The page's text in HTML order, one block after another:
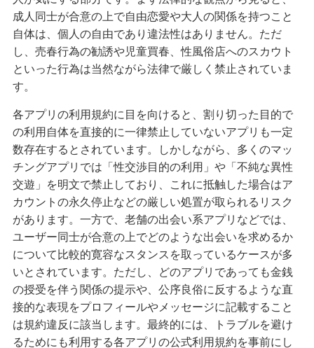
成人同士が合意の上で自由恋愛や大人の関係を持つこと
自体は、個人の自由であり違法性はありません。ただ
し、売春行為の勧誘や児童買春、性風俗店へのスカウト
といった行為は当然ながら法律で厳しく禁止されていま
す。
各アプリの利用規約に目を向けると、割り切った目的で
の利用自体を直接的に一律禁止していないアプリも一定
数存在するとされています。しかしながら、多くのマッ
チングアプリでは「性交渉目的の利用」や「不純な異性
交遊」を明文で禁止しており、これに抵触した場合はア
カウントの永久停止などの厳しい処置が取られるリスク
があります。一方で、老舗の出会い系アプリなどでは、
ユーザー同士が合意の上でどのような出会いを求めるか
について比較的寛容なスタンスを取っているケースが多
いとされています。ただし、どのアプリであっても金銭
の授受を伴う関係の提示や、公序良俗に反するような直
接的な表現をプロフィールやメッセージに記載すること
は規約違反に該当します。最終的には、トラブルを避け
るためにも利用する各アプリの公式利用規約を事前にし